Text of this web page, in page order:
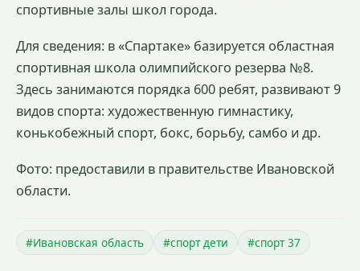
спортивные залы школ города.
Для сведения: в «Спартаке» базируется областная
спортивная школа олимпийского резерва №8.
Здесь занимаются порядка 600 ребят, развивают 9
видов спорта: художественную гимнастику,
конькобежный спорт, бокс, борьбу, самбо и др.
Фото: предоставили в правительстве Ивановской
области.
#Ивановская область #спорт дети #спорт 37